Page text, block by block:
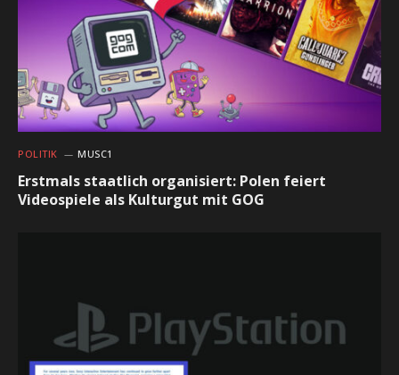
POLITIK MUSC1
Erstmals staatlich organisiert: Polen feiert
Videospiele als Kulturgut mit GOG